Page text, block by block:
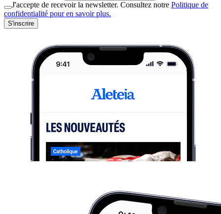
J'accepte de recevoir la newsletter. Consultez notre Politique de
confidentialité pour en savoir plus.
S'inscrire